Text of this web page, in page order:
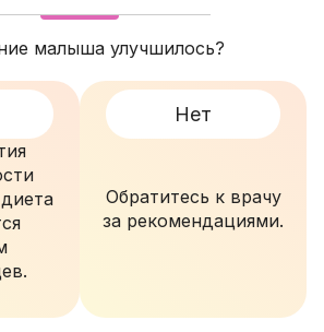
малыша улучшилось?
Нет
Обратитесь к врачу
за реко­менда­циями.